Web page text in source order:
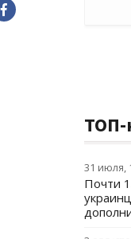
ТОП-
31 июля,
Почти